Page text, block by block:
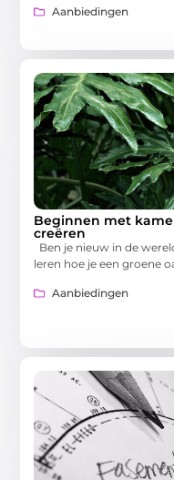
Aanbiedingen
Beginnen met
creëren
Ben je nieuw in de
leren hoe je een groene
Aanbiedingen